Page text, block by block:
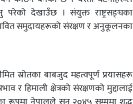
देखाउँछ । संयुक्त राष्ट्रसङ्घका
समुदायहरूको संरक्षण र अनुकूलनका
स्रोतका बाबजुद महत्वपूर्ण प्रयासहरू
र हिमाली क्षेत्रको संरक्षणको मुद्दालाई